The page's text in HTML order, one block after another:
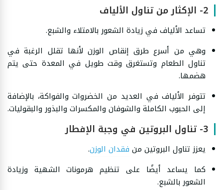
2- الإكثار من تناول الألياف
تساعد الألياف في زيادة الشعور بالامتلاء والشبع.
وهي من أسرع طرق إنقاص الوزن لأنها تقلل الرغبة في
تناول الطعام وتستغرق وقت طويل في المعدة حتى يتم
هضمها.
تتوفر الألياف في العديد من الخضروات والفواكة، بالإضافة
إلى الحبوب الكاملة والشوفان والمكسرات والبذور والبقوليات.
3- تناول البروتين في وجبة الإفطار
يعزز تناول البروتين من فقدان الوزن.
كما يساعد أيضًا على تنظيم هرمونات الشهية وزيادة
الشعور بالشبع.